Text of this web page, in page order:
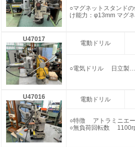
○マグネットスタン
け能力：φ13mm マグ
U47017
電動ドリル
○電気ドリル 日立製
U47016 電動ドリル
○特徴 アトラミニエ
○無負荷回転数